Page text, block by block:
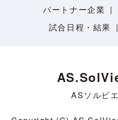
パートナー企業
試合日程・結果
ASソルビ